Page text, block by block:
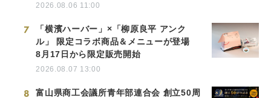
2026.08.06 11:00
7
「横濱ハーバー」×「柳原良平 アンク
ル」 限定コラボ商品＆メニューが登場
8月17日から限定販売開始
2026.08.07 13:00
8
富山県商工会議所青年部連合会 創立50周